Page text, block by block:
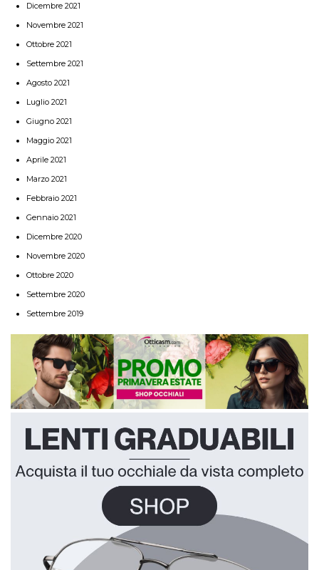
Dicembre 2021
Novembre 2021
Ottobre 2021
Settembre 2021
Agosto 2021
Luglio 2021
Giugno 2021
Maggio 2021
Aprile 2021
Marzo 2021
Febbraio 2021
Gennaio 2021
Dicembre 2020
Novembre 2020
Ottobre 2020
Settembre 2020
Settembre 2019